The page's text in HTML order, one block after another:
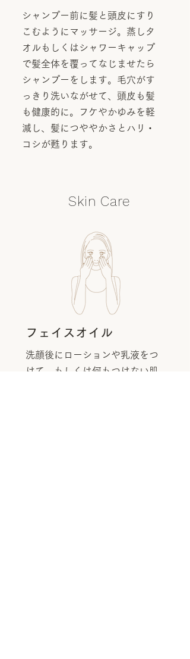
シャンプー前に髪と頭皮にすり
こむようにマッサージ。蒸しタ
オルもしくはシャワーキャップ
で髪全体を覆ってなじませたら
シャンプーをします。毛穴がす
っきり洗いながせて、頭皮も髪
も健康的に。フケやかゆみを軽
減し、髪につややかさとハリ・
コシが甦ります。
Skin Care
フェイスオイル
洗顔後にローションや乳液をつ
けて、もしくは何もつけない肌